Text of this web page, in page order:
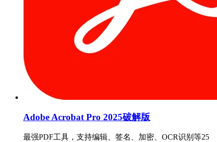
Adobe Acrobat Pro 2025破解版
最强PDF工具，支持编辑、签名、加密、OCR识别等25